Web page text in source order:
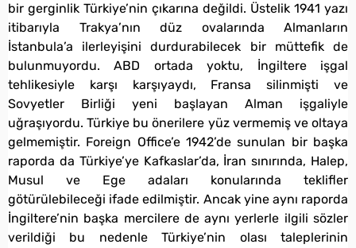
bir gerginlik Türkiye’nin çıkarına değildi. Üstelik 1941 yazı
itibarıyla Trakya’nın düz ovalarında Almanların
İstanbula’a ilerleyişini durdurabilecek bir müttefik de
bulunmuyordu. ABD ortada yoktu, İngiltere işgal
tehlikesiyle karşı karşıyaydı, Fransa silinmişti ve
Sovyetler Birliği yeni başlayan Alman işgaliyle
uğraşıyordu. Türkiye bu önerilere yüz vermemiş ve oltaya
gelmemiştir. Foreign Office’e 1942’de sunulan bir başka
raporda da Türkiye’ye Kafkaslar’da, İran sınırında, Halep,
Musul ve Ege adaları konularında teklifler
götürülebileceği ifade edilmiştir. Ancak yine aynı raporda
İngiltere’nin başka mercilere de aynı yerlerle ilgili sözler
verildiği bu nedenle Türkiye’nin olası taleplerinin